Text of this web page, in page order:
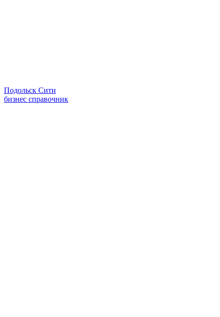
Подольск Сити
бизнес справочник